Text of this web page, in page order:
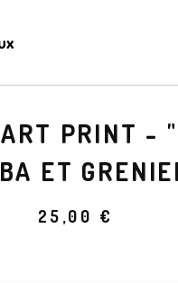
PRINT -
ET
25,00 €